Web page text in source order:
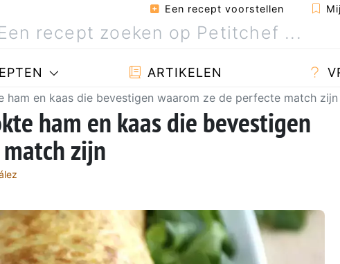
Een recept voorstellen
ARTIKELEN
ham en kaas die bevestigen waarom ze de perfecte match zijn
ham en kaas die bevestigen
zijn